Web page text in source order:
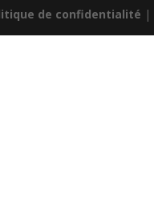
de confidentialité |